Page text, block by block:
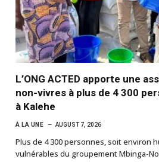
L’ONG ACTED apporte une
non-vivres à plus de 4 300
à Kalehe
À LA UNE AUGUST 7, 2026
Plus de 4 300 personnes, soit environ
vulnérables du groupement Mbinga-